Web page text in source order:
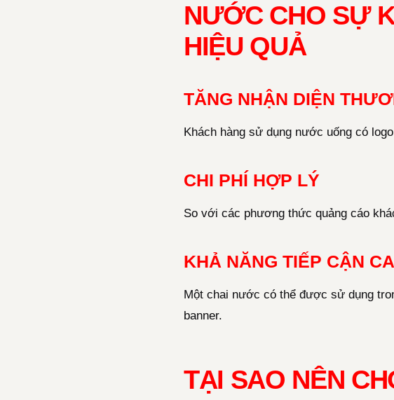
NƯỚC CHO SỰ
HIỆU QUẢ
TĂNG NHẬN DIỆN
Khách hàng sử dụng nước uống có
CHI PHÍ HỢP LÝ
So với các phương thức quảng cáo
KHẢ NĂNG TIẾP CẬN
Một chai nước có thể được sử dụng
banner.
TẠI SAO NÊN